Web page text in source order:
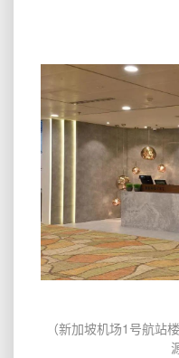
（新加坡机场1号航站